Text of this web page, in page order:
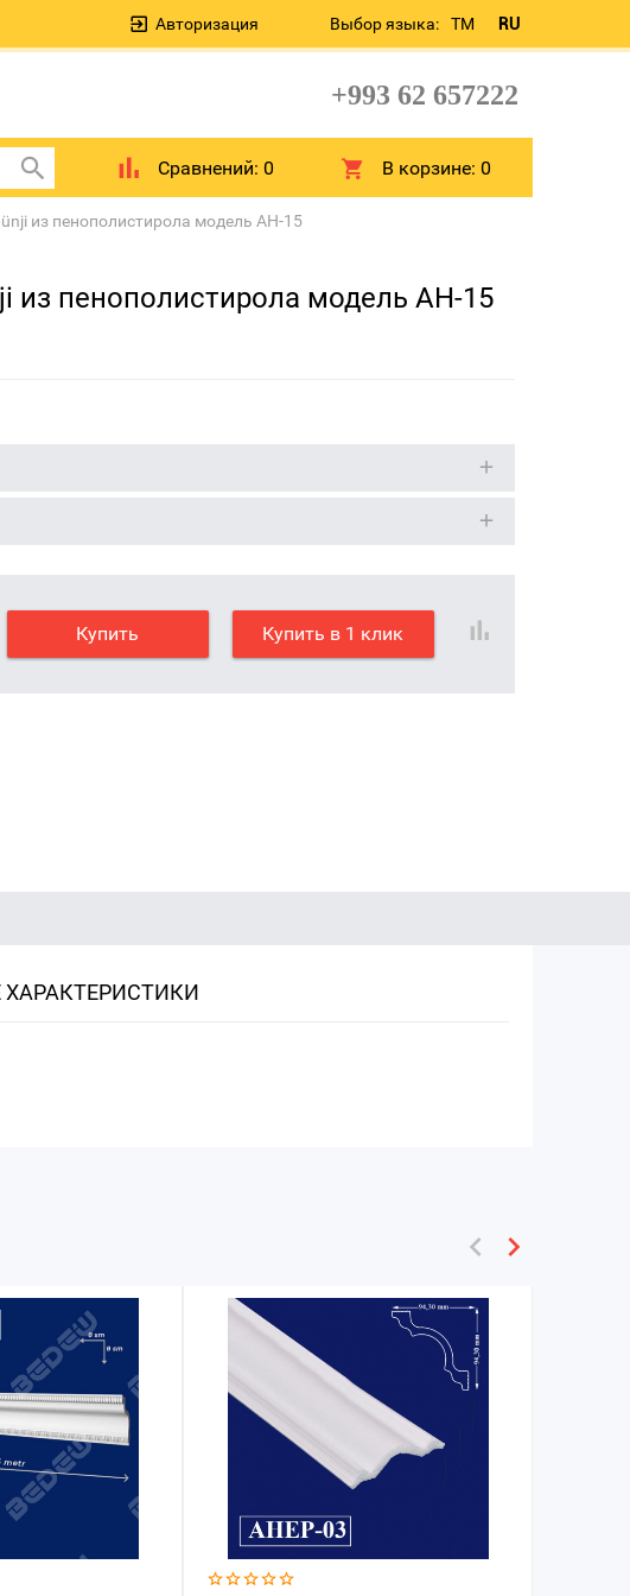
Выбор языка: TM RU
Авторизация
+993 62 657222
Сравнений: 0 В корзине:0
из пенополистирола модель AH-15
из пенополистирола модель AH-15
Купить Купить в 1 клик